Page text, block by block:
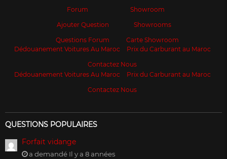
Forum
Ajouter Question
Questions Forum
Showroom
Showrooms
Carte Showroom
Dédouanement Voitures Au Maroc
Prix du Carburant au Maroc
Contactez Nous
Dédouanement Voitures Au Maroc
Prix du Carburant au Maroc
Contactez Nous
QUESTIONS POPULAIRES
Forfait vidange
a demandé Il y a 8 années